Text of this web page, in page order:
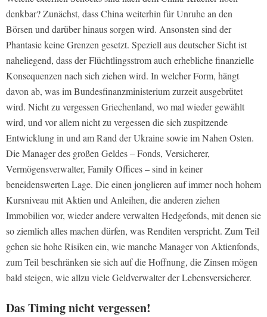
denkbar? Zunächst, dass China weiterhin für Unruhe an den
Börsen und darüber hinaus sorgen wird. Ansonsten sind der
Phantasie keine Grenzen gesetzt. Speziell aus deutscher Sicht ist
naheliegend, dass der Flüchtlingsstrom auch erhebliche finanzielle
Konsequenzen nach sich ziehen wird. In welcher Form, hängt
davon ab, was im Bundesfinanzministerium zurzeit ausgebrütet
wird. Nicht zu vergessen Griechenland, wo mal wieder gewählt
wird, und vor allem nicht zu vergessen die sich zuspitzende
Entwicklung in und am Rand der Ukraine sowie im Nahen Osten.
Die Manager des großen Geldes – Fonds, Versicherer,
Vermögensverwalter, Family Offices – sind in keiner
beneidenswerten Lage. Die einen jonglieren auf immer noch hohem
Kursniveau mit Aktien und Anleihen, die anderen ziehen
Immobilien vor, wieder andere verwalten Hedgefonds, mit denen sie
so ziemlich alles machen dürfen, was Renditen verspricht. Zum Teil
gehen sie hohe Risiken ein, wie manche Manager von Aktienfonds,
zum Teil beschränken sie sich auf die Hoffnung, die Zinsen mögen
bald steigen, wie allzu viele Geldverwalter der Lebensversicherer.
Das Timing nicht vergessen!